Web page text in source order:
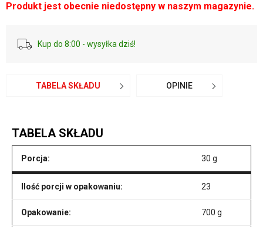
Produkt jest obecnie niedostępny w naszym magazynie.
Kup do 8:00 - wysyłka dziś!
TABELA SKŁADU OPINIE
TABELA SKŁADU
Porcja: 30 g
Ilość porcji w opakowaniu: 23
Opakowanie: 700 g